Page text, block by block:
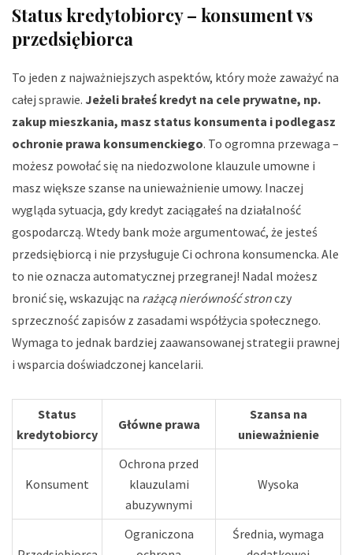
Status kredytobiorcy – konsument vs
przedsiębiorca
To jeden z najważniejszych aspektów, który może zaważyć na
całej sprawie. Jeżeli brałeś kredyt na cele prywatne, np.
zakup mieszkania, masz status konsumenta i podlegasz
ochronie prawa konsumenckiego. To ogromna przewaga –
możesz powołać się na niedozwolone klauzule umowne i
masz większe szanse na unieważnienie umowy. Inaczej
wygląda sytuacja, gdy kredyt zaciągałeś na działalność
gospodarczą. Wtedy bank może argumentować, że jesteś
przedsiębiorcą i nie przysługuje Ci ochrona konsumencka. Ale
to nie oznacza automatycznej przegranej! Nadal możesz
bronić się, wskazując na rażącą nierówność stronczy
sprzeczność zapisów z zasadami współżycia społecznego.
Wymaga to jednak bardziej zaawansowanej strategii prawnej
i wsparcia doświadczonej kancelarii.
Status
kredytobiorcy
Główne prawa
Szansa na
unieważnienie
Konsument
Ochrona przed
klauzulami
abuzywnymi
Wysoka
Ograniczona
Średnia, wymaga